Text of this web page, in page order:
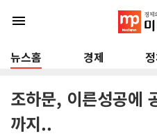
menu
뉴스홈 경제
조하문, 이른성공에
까지..